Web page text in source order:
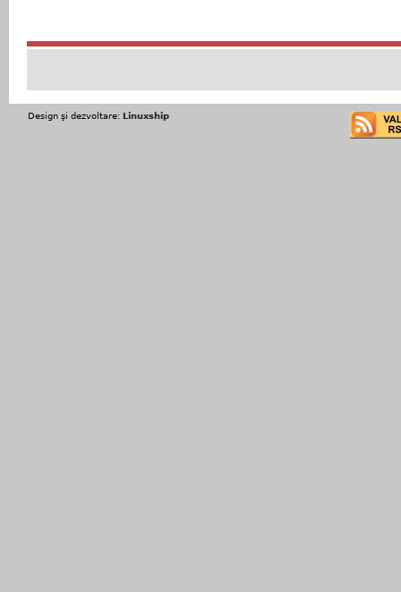
Design şi dezvoltare: Linuxship